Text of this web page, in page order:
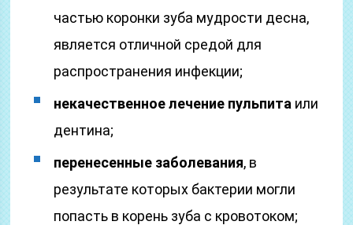
частью коронки зуба мудрости десна,
является отличной средой для
распространения инфекции;
некачественное лечение пульпита или
дентина;
перенесенные заболевания, в
результате которых бактерии могли
попасть в корень зуба с кровотоком;